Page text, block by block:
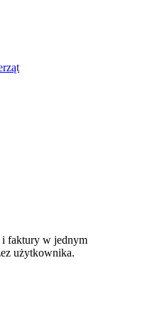
i faktury w jednym
przez użytkownika.